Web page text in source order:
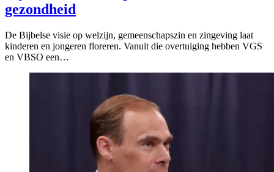
gezondheid
De Bijbelse visie op welzijn, gemeenschapszin en zingeving laat
kinderen en jongeren floreren. Vanuit die overtuiging hebben VGS
en VBSO een…